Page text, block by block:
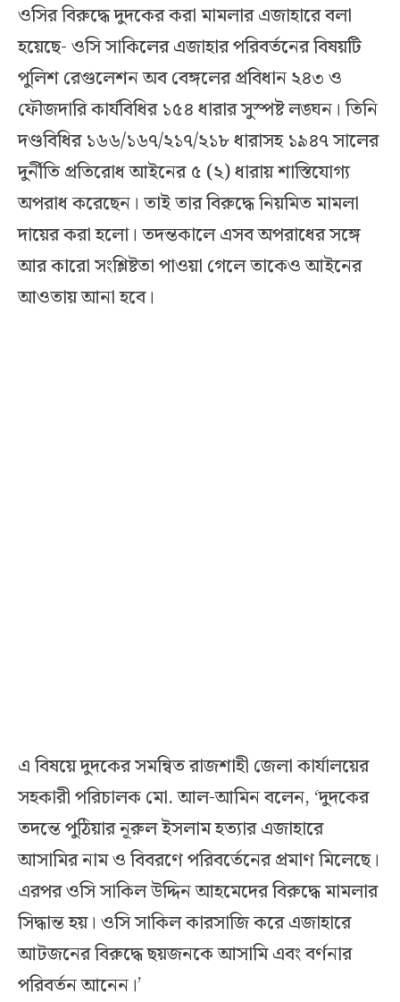
ওসির বিরুদ্ধে দুদকের করা মামলার এজাহারে বলা
হয়েছে- ওসি সাকিলের এজাহার পরিবর্তনের বিষয়টি
পুলিশ রেগুলেশন অব বেঙ্গলের প্রবিধান ২৪৩ ও
ফৌজদারি কার্যবিধির ১৫৪ ধারার সুস্পষ্ট লঙ্ঘন। তিনি
দণ্ডবিধির ১৬৬/১৬৭/২১৭/২১৮ ধারাসহ ১৯৪৭ সালের
দুর্নীতি প্রতিরোধ আইনের ৫ (২) ধারায় শাস্তিযোগ্য
অপরাধ করেছেন। তাই তার বিরুদ্ধে নিয়মিত মামলা
দায়ের করা হলো। তদন্তকালে এসব অপরাধের সঙ্গে
আর কারো সংশ্লিষ্টতা পাওয়া গেলে তাকেও আইনের
আওতায় আনা হবে।
এ বিষয়ে দুদকের সমন্বিত রাজশাহী জেলা কার্যালয়ের
সহকারী পরিচালক মো. আল-আমিন বলেন, ‘দুদকের
তদন্তে পুঠিয়ার নূরুল ইসলাম হত্যার এজাহারে
আসামির নাম ও বিবরণে পরিবর্তেনের প্রমাণ মিলেছে।
এরপর ওসি সাকিল উদ্দিন আহমেদের বিরুদ্ধে মামলার
সিদ্ধান্ত হয়। ওসি সাকিল কারসাজি করে এজাহারে
আটজনের বিরুদ্ধে ছয়জনকে আসামি এবং বর্ণনার
পরিবর্তন আনেন।’